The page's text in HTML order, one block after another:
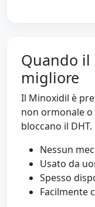
Quando il
migliore
Il Minoxidil è
non ormonale
bloccano il DHT.
Nessun
Usato da
Spesso
Facilmente